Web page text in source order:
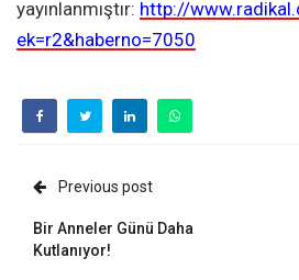
yayınlanmıştır: http://
ek=r2&haberno=7050
Previous post
Bir Anneler Günü Daha
Kutlanıyor!